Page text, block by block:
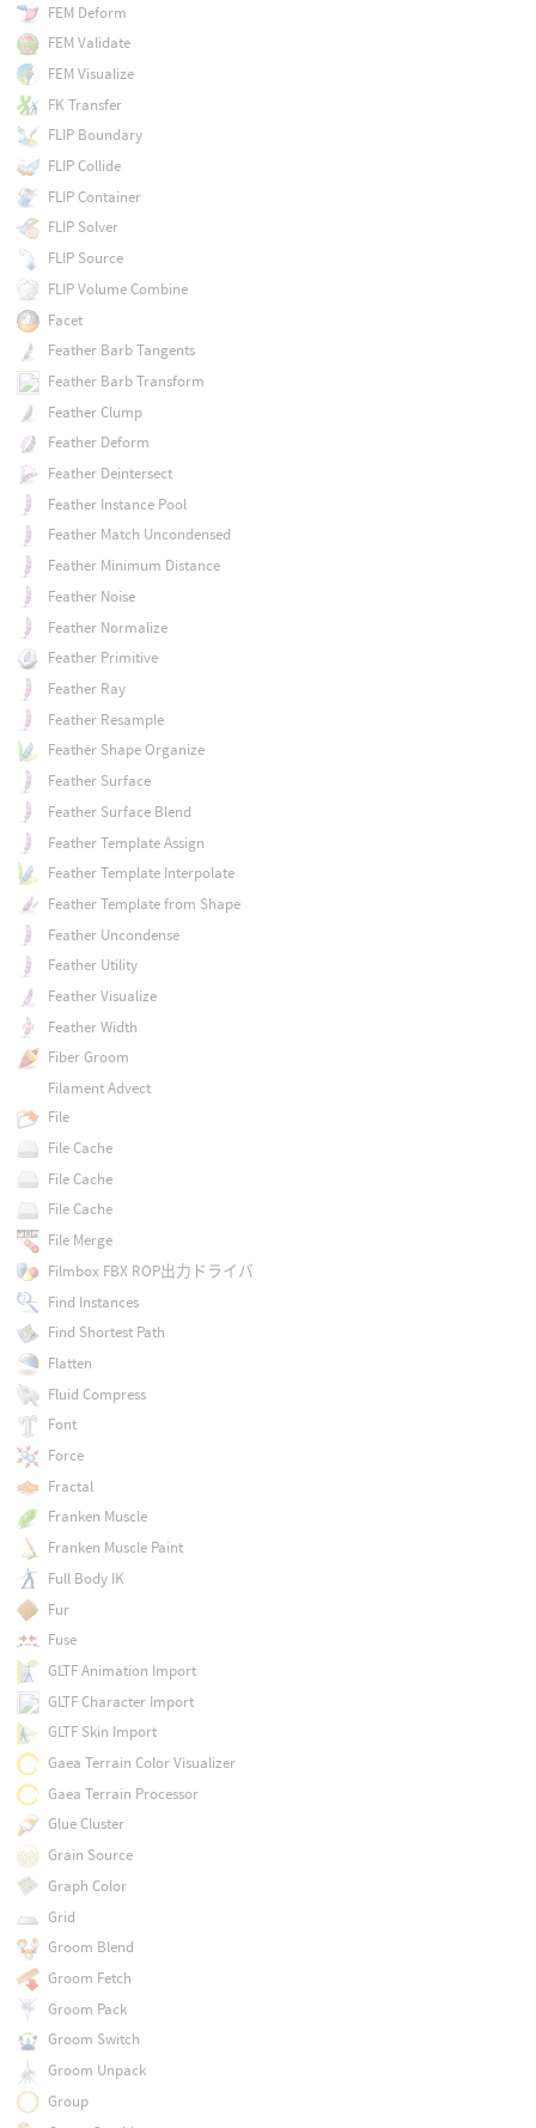
FEM Deform
FEM Validate
FEM Visualize
FK Transfer
FLIP Boundary
FLIP Collide
FLIP Container
FLIP Solver
FLIP Source
FLIP Volume Combine
Facet
Feather Barb Tangents
Feather Barb Transform
Feather Clump
Feather Deform
Feather Deintersect
Feather Instance Pool
Feather Match Uncondensed
Feather Minimum Distance
Feather Noise
Feather Normalize
Feather Primitive
Feather Ray
Feather Resample
Feather Shape Organize
Feather Surface
Feather Surface Blend
Feather Template Assign
Feather Template Interpolate
Feather Template from Shape
Feather Uncondense
Feather Utility
Feather Visualize
Feather Width
Fiber Groom
Filament Advect
File
File Cache
File Cache
File Cache
File Merge
Filmbox FBX ROP出力ドライバ
Find Instances
Find Shortest Path
Flatten
Fluid Compress
Font
Force
Fractal
Franken Muscle
Franken Muscle Paint
Full Body IK
Fur
Fuse
GLTF Animation Import
GLTF Character Import
GLTF Skin Import
Gaea Terrain Color Visualizer
Gaea Terrain Processor
Glue Cluster
Grain Source
Graph Color
Grid
Groom Blend
Groom Fetch
Groom Pack
Groom Switch
Groom Unpack
Group